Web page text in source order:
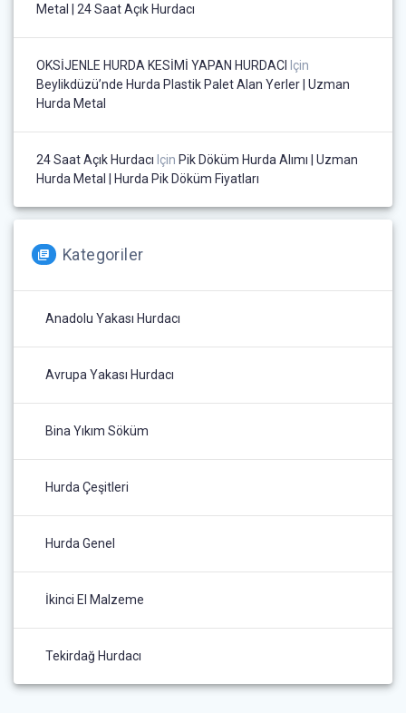
Metal | 24 Saat Açık Hurdacı
OKSİJENLE HURDA KESİMİ YAPAN HURDACI Için
Beylikdüzü’nde Hurda Plastik Palet Alan Yerler | Uzman
Hurda Metal
24 Saat Açık Hurdacı Için Pik Döküm Hurda Alımı | Uzman
Hurda Metal | Hurda Pik Döküm Fiyatları
Kategoriler
Anadolu Yakası Hurdacı
Avrupa Yakası Hurdacı
Bina Yıkım Söküm
Hurda Çeşitleri
Hurda Genel
İkinci El Malzeme
Tekirdağ Hurdacı